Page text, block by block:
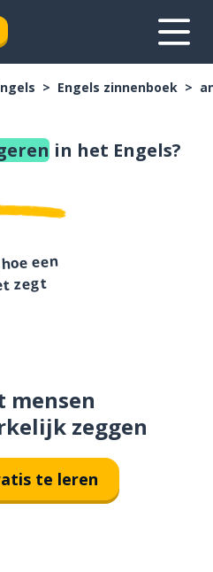
Engels zinnenboek
in het Engels?
een
zegt
mensen
zeggen
te leren